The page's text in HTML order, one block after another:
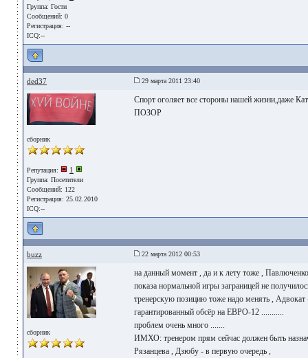
Группа: Гости
Сообщений: 0
Регистрация: --
ICQ:--
ded37 29 марта 2011 23:40
сборник
Репутация: 1
Группа: Посетители
Сообщений: 122
Регистрация: 25.02.2010
ICQ:--
Спорт оголяет все стороны нашей жизни,даже
ПОЗОР
buzz 22 марта 2012 00:53
сборник
на данный момент , да и к лету тоже ,
показа нормальной игры заграницей не
тренерскую позицию тоже надо менять ,
гарантированный обсёр на ЕВРО-12 ...........
проблем очень много .......
ИМХО: тренером прям сейчас должен быть
Рязанцева , Дзюбу - в первую очередь ,